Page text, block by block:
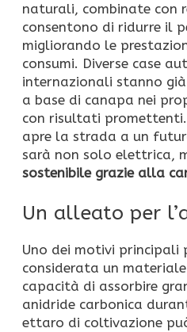
naturali, combinate con
consentono di ridurre il
migliorando le
consumi. Diverse case
internazionali stanno
a base di canapa nei
con risultati
apre la strada a un
sarà non solo elettrica,
sostenibile grazie alla
Un alleato per
Uno dei motivi principali
considerata un
capacità di assorbire
anidride carbonica
ettaro di coltivazione